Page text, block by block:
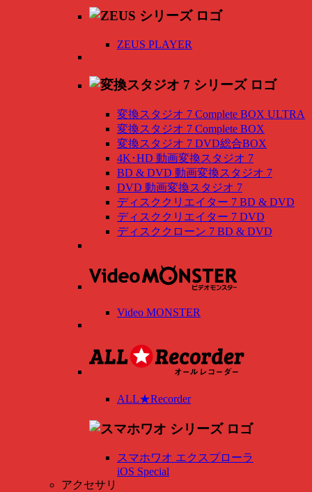
ZEUS PLAYER
変換スタジオ 7 Complete BOX ULTRA
変換スタジオ 7 Complete BOX
変換スタジオ 7 DVD総合BOX
4K･HD 動画変換スタジオ 7
BD & DVD 動画変換スタジオ 7
DVD 動画変換スタジオ 7
ディスククリエイター 7 BD & DVD
ディスククリエイター 7 DVD
ディスククローン 7 BD & DVD
Video MONSTER
ALL★Recorder
スマホワオ エクスプローラ
iOS Special
アクセサリ